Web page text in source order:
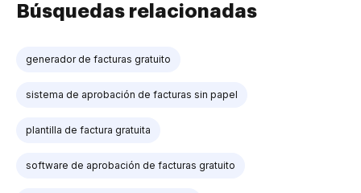
Búsquedas relacionadas
generador de facturas gratuito
sistema de aprobación de facturas sin papel
plantilla de factura gratuita
software de aprobación de facturas gratuito